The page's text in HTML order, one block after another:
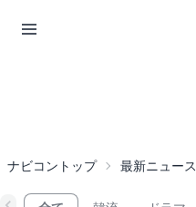
ナビコントップ 最新ニュース